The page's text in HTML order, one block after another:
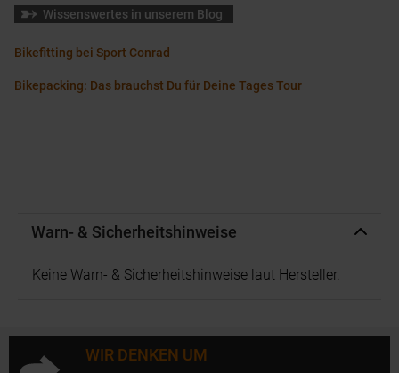
Wissenswertes in unserem Blog
Bikefitting bei Sport Conrad
Bikepacking: Das brauchst Du für Deine Tages Tour
Warn- & Sicherheitshinweise
Keine Warn- & Sicherheitshinweise laut Hersteller.
WIR DENKEN UM